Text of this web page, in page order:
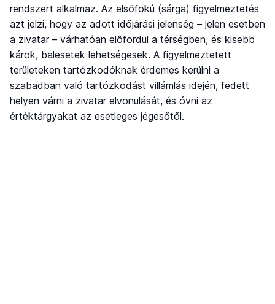
rendszert alkalmaz. Az elsőfokú (sárga) figyelmeztetés
azt jelzi, hogy az adott időjárási jelenség – jelen esetben
a zivatar – várhatóan előfordul a térségben, és kisebb
károk, balesetek lehetségesek. A figyelmeztetett
területeken tartózkodóknak érdemes kerülni a
szabadban való tartózkodást villámlás idején, fedett
helyen várni a zivatar elvonulását, és óvni az
értéktárgyakat az esetleges jégesőtől.